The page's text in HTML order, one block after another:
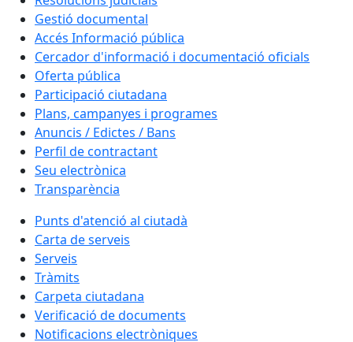
Gestió documental
Accés Informació pública
Cercador d'informació i documentació oficials
Oferta pública
Participació ciutadana
Plans, campanyes i programes
Anuncis / Edictes / Bans
Perfil de contractant
Seu electrònica
Transparència
Punts d'atenció al ciutadà
Carta de serveis
Serveis
Tràmits
Carpeta ciutadana
Verificació de documents
Notificacions electròniques